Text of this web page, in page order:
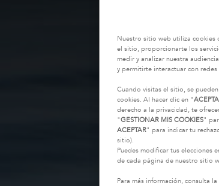
Nuestro sitio web utiliza cookies
el sitio, proporcionarte los
medir y analizar nuestra
y permitirte interactuar con redes
Cuando visitas el sitio, se
cookies. Al hacer clic en "
derecho a la privacidad, te
"GESTIONAR MIS COOKIES"
ACEPTAR" para indicar tu
sitio).
Puedes modificar tus elecciones
de cada página de nuestro sitio
Para más información, consulta